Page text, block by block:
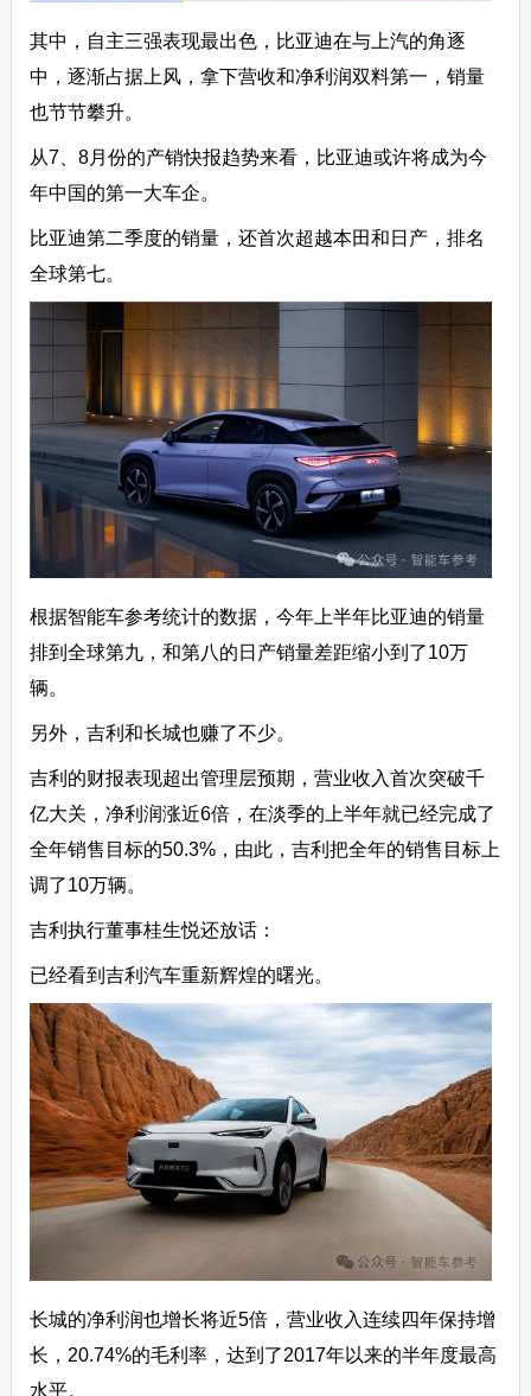
其中，自主三强表现最出色，比亚迪在与上汽的角逐
中，逐渐占据上风，拿下营收和净利润双料第一，销量
也节节攀升。
从7、8月份的产销快报趋势来看，比亚迪或许将成为今
年中国的第一大车企。
比亚迪第二季度的销量，还首次超越本田和日产，排名
全球第七。
根据智能车参考统计的数据，今年上半年比亚迪的销量
排到全球第九，和第八的日产销量差距缩小到了10万
辆。
另外，吉利和长城也赚了不少。
吉利的财报表现超出管理层预期，营业收入首次突破千
亿大关，净利润涨近6倍，在淡季的上半年就已经完成了
全年销售目标的50.3%，由此，吉利把全年的销售目标上
调了10万辆。
吉利执行董事桂生悦还放话：
已经看到吉利汽车重新辉煌的曙光。
长城的净利润也增长将近5倍，营业收入连续四年保持增
长，20.74%的毛利率，达到了2017年以来的半年度最高
水平。